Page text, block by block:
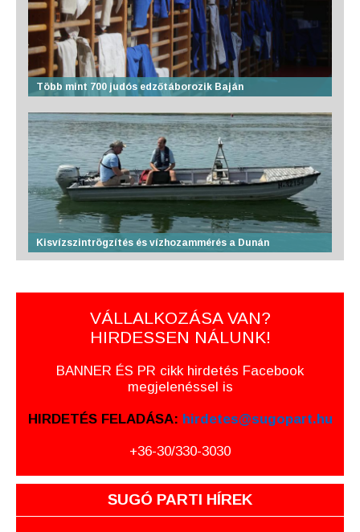
Több mint 700 judós edzőtáborozik Baján
Kisvízszintrögzítés és vízhozammérés a Dunán
VÁLLALKOZÁSA VAN?
HIRDESSEN NÁLUNK!
BANNER ÉS PR cikk hirdetés Facebook
megjelenéssel is
HIRDETÉS FELADÁSA: hirdetes@sugopart.hu
+36-30/330-3030
SUGÓ PARTI HÍREK